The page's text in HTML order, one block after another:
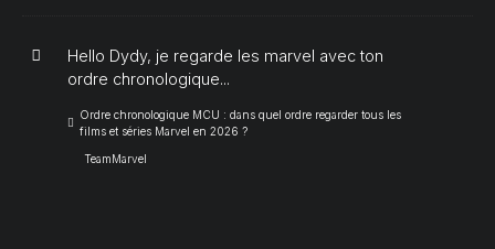
Hello Dydy, je regarde les marvel avec ton
ordre chronologique...
Ordre chronologique MCU : dans quel ordre regarder tous les
films et séries Marvel en 2026 ?
TeamMarvel